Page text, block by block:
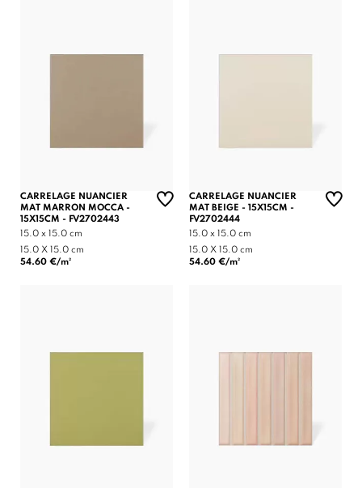
CARRELAGE NUANCIER
MAT MARRON MOCCA -
15X15CM - FV2702443
15.0 x 15.0 cm
15.0 X 15.0 cm
54.60 €/m²
CARRELAGE NUANCIER
MAT BEIGE - 15X15CM -
FV2702444
15.0 x 15.0 cm
15.0 X 15.0 cm
54.60 €/m²